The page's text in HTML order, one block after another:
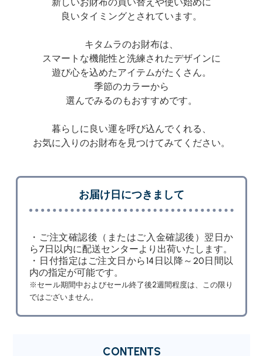
新しいお財布の買い替えや使い始めに
良いタイミングとされています。
キタムラのお財布は、
スマートな機能性と洗練されたデザインに
遊び心を込めたアイテムがたくさん。
季節のカラーから
選んでみるのもおすすめです。
暮らしに良い運を呼び込んでくれる、
お気に入りのお財布を見つけてみてください。
お届け日につきまして
・ご注文確認後（またはご入金確認後）翌日か
ら7日以内に配送センターより出荷いたします。
・日付指定はご注文日から14日以降～20日間以
内の指定が可能です。
※セール期間中およびセール終了後2週間程度は、この限り
ではございません。
CONTENTS